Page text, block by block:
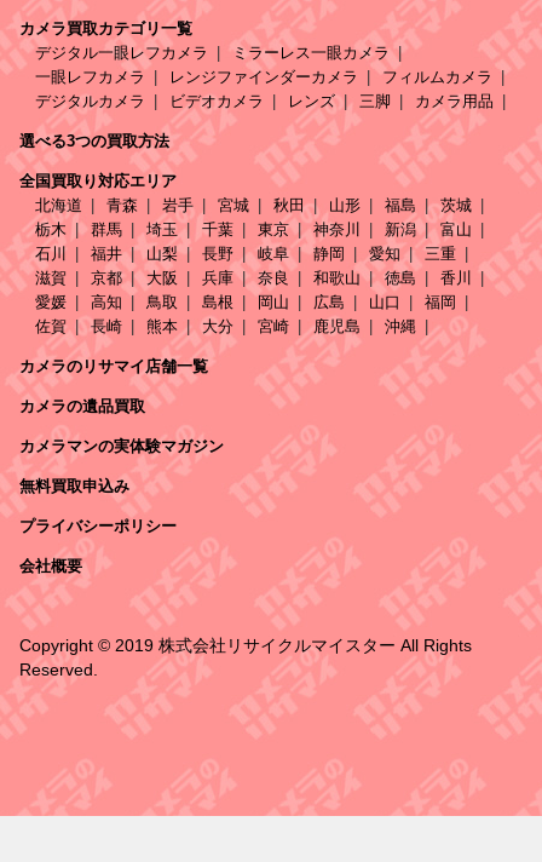
カメラ買取カテゴリ一覧
デジタル一眼レフカメラ
ミラーレス一眼カメラ
一眼レフカメラ
レンジファインダーカメラ
フィルムカメラ
デジタルカメラ
ビデオカメラ レンズ 三脚 カメラ用品
選べる3つの買取方法
全国買取り対応エリア
北海道
青森 岩手 宮城 秋田 山形 福島
茨城
栃木
群馬 埼玉 千葉 東京 神奈川 新潟
富山
石川
福井 山梨 長野 岐阜 静岡 愛知
三重
滋賀
京都 大阪 兵庫 奈良 和歌山 徳島
香川
愛媛
高知 鳥取 島根 岡山 広島 山口
福岡
佐賀
長崎 熊本 大分 宮崎 鹿児島 沖縄
カメラのリサマイ店舗一覧
カメラの遺品買取
カメラマンの実体験マガジン
無料買取申込み
プライバシーポリシー
会社概要
Copyright © 2019 株式会社リサイクルマイスター All Rights
Reserved.